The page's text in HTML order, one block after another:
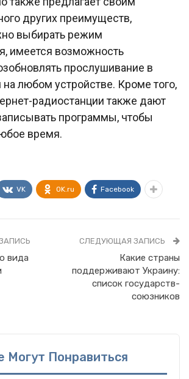
других преимуществ,
выбирать режим
имеется возможность
прослушивание в
любом устройстве. Кроме того,
радиостанции также дают
программы, чтобы
время.
VK OK.ru Facebook
вида
СЛЕДУЮЩАЯ ЗАПИСЬ
Какие страны
поддерживают Украину:
список государств-
союзников
Могут Понравиться